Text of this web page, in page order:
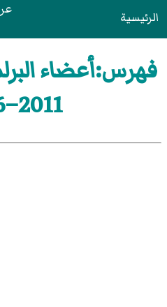
الرئيسية
فهرس:أعضاء
2011–2016